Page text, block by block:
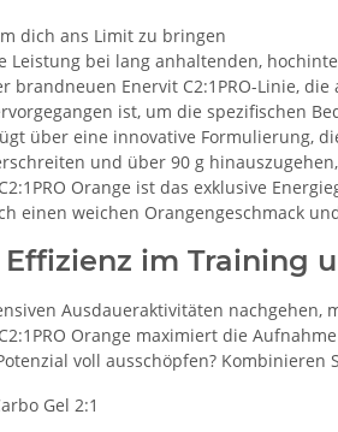
dich ans Limit zu bringen
Leistung bei lang anhaltenden,
brandneuen Enervit C2:1PRO-Linie,
ist, um die spezifischen
über eine innovative Formulierung,
und über 90 g
Orange ist das exklusive
einen weichen Orangengeschmack
im Training
Ausdaueraktivitäten
Orange maximiert die
voll ausschöpfen?
Gel 2:1